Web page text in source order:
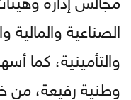
الصناعية والمالية
والتأمينية،
وطنية رفيعة،